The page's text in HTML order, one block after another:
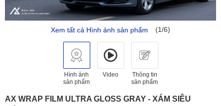
Xem tất cả Hình ảnh sản phẩm (1/6)
Hình ảnh
sản phẩm
Video
Thông tin
sản phẩm
AX WRAP FILM ULTRA GLOSS GRAY - XÁM SIÊU